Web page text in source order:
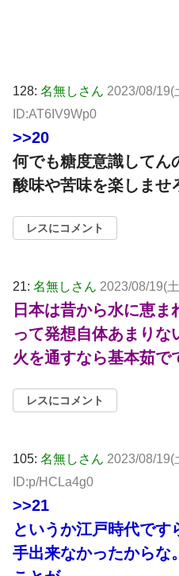
128: 名無しさん 2023/08/19(
ID:AT6IV9Wp0
>>20
何でも糖度意識してん
酸味や苦味を楽しませ
レスにコメント
21: 名無しさん 2023/08/19(
日本は昔から水に恵
って発想自体あまりな
火を通すなら基本茹で
レスにコメント
105: 名無しさん 2023/08/19(
ID:p/HCLa4g0
>>21
というか江戸時代です
手出来なかったからな